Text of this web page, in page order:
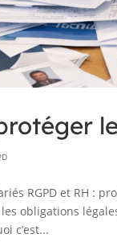
RGPD et RH :
obligations
c’est...